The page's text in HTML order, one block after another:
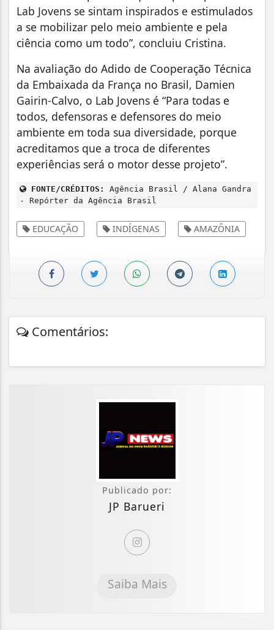
Lab Jovens se sintam inspirados e estimulados
a se mobilizar pelo meio ambiente e pela
ciência como um todo”, concluiu Cristina.
Na avaliação do Adido de Cooperação Técnica
da Embaixada da França no Brasil, Damien
Gairin-Calvo, o Lab Jovens é “Para todas e
todos, defensoras e defensores do meio
ambiente em toda sua diversidade, porque
acreditamos que a troca de diferentes
experiências será o motor desse projeto”.
FONTE/CRÉDITOS:
Agência Brasil / Alana Gandra
- Repórter da Agência Brasil
EDUCAÇÃO INDÍGENAS AMAZÔNIA
Comentários:
Publicado por:
JP Barueri
Saiba Mais